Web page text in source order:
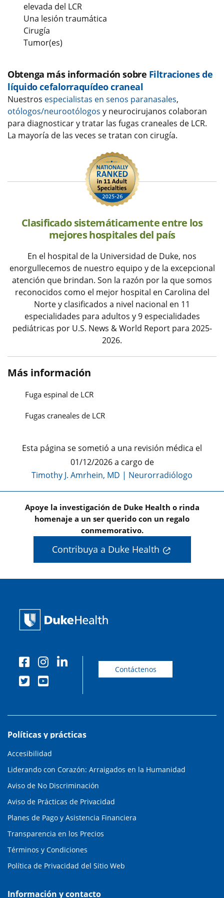
elevada del LCR
Una lesión traumática
Cirugía
Tumor(es)
Obtenga más información sobre Filtraciones de
líquido cefalorraquídeo craneal
Nuestros especialistas en senos paranasales,
otólogos/neurootólogos y neurocirujanos colaboran
para diagnosticar y tratar las fugas craneales de LCR.
La mayoría de las veces se tratan con cirugía.
Clasificado sistemáticamente entre los
mejores hospitales del país
En el hospital de la Universidad de Duke, nos
enorgullecemos de nuestro equipo y de la excepcional
atención que brindan. Son la razón por la que somos
reconocidos como el mejor hospital en Carolina del
Norte y clasificados a nivel nacional en 11
especialidades para adultos y 9 especialidades
pediátricas por U.S. News & World Report para 2025-
2026.
Más información
Fuga espinal de LCR
Fugas craneales de LCR
Esta página se sometió a una revisión médica el
01/12/2026 a cargo de
Timothy J. Amrhein, MD | Neurorradiólogo
Apoye la investigación de Duke Health o rinda
homenaje a un ser querido con un regalo
conmemorativo.
Contribuya a Duke Health
Contáctenos
Políticas y prácticas
Accesibilidad
Liderando con Corazón: Arraigados en la Humanidad
Aviso de No Discriminación
Aviso de Prácticas de Privacidad
Planes de Pago y Asistencia Financiera
Transparencia en los Precios
Términos y Condiciones
Política de Privacidad del Sitio Web
Información y contacto